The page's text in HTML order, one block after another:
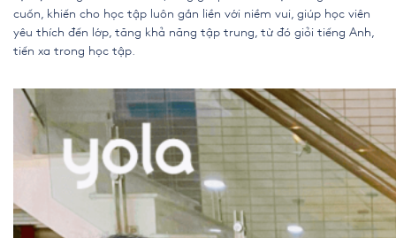
cuốn, khiến cho học tập luôn gắn liền với niềm vui, giúp học viên
yêu thích đến lớp, tăng khả năng tập trung, từ đó giỏi tiếng Anh,
tiến xa trong học tập